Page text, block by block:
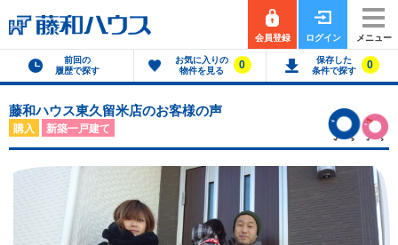
会員登録 ログイン メニュー
前回の
履歴で探す
お気に入りの
物件を見る
0
保存した
条件で探す
0
藤和ハウス東久留米店のお客様の声
購入 新築一戸建て